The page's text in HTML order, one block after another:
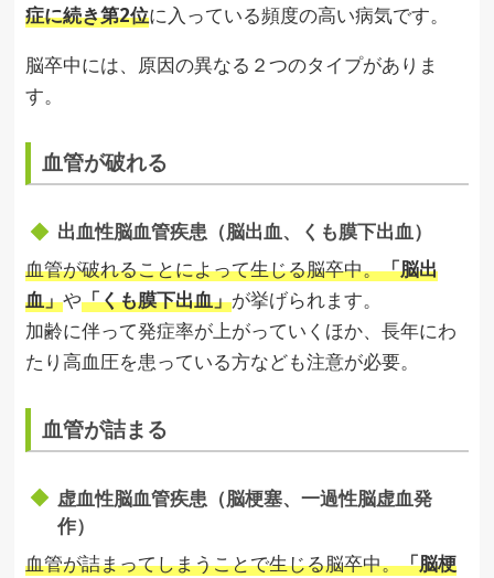
症に続き第2位に入っている頻度の高い病気です。
脳卒中には、原因の異なる２つのタイプがありま
す。
血管が破れる
出血性脳血管疾患（脳出血、くも膜下出血）
血管が破れることによって生じる脳卒中。「脳出
血」や「くも膜下出血」が挙げられます。
加齢に伴って発症率が上がっていくほか、長年にわ
たり高血圧を患っている方なども注意が必要。
血管が詰まる
虚血性脳血管疾患（脳梗塞、一過性脳虚血発
作）
血管が詰まってしまうことで生じる脳卒中。「脳梗